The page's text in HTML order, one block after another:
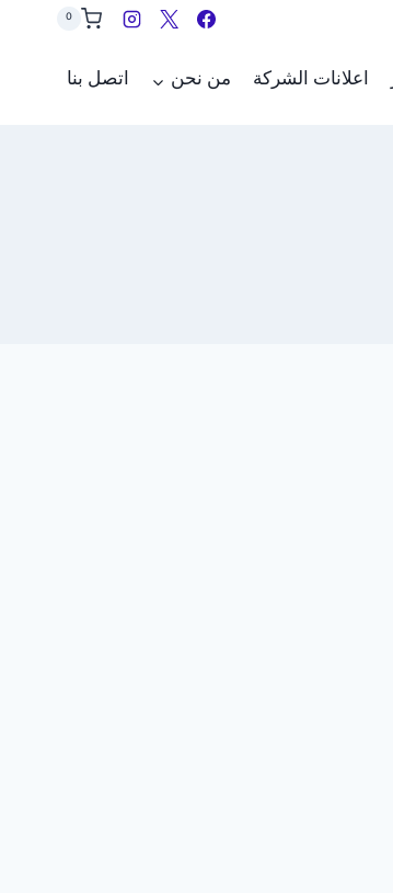
0
اعلانات الشركة من نحن اتصل بنا